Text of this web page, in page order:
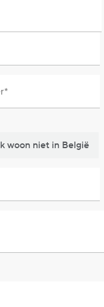
woon niet in België